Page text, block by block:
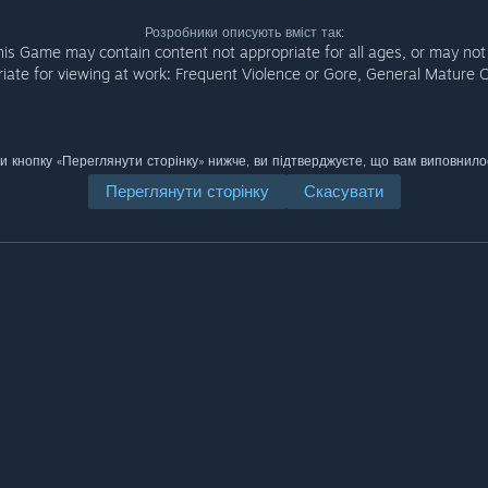
Розробники описують вміст так:
Game may contain content not appropriate for all ages, or may
for viewing at work: Frequent Violence or Gore, General Mature
кнопку «Переглянути сторінку» нижче, ви підтверджуєте, що вам
Переглянути сторінку Скасувати